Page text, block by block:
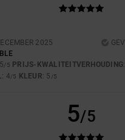
2025
/5 PRIJS-KWALITEITVERHOUDING
: 4/5 KLEUR: 5 /5
5/5